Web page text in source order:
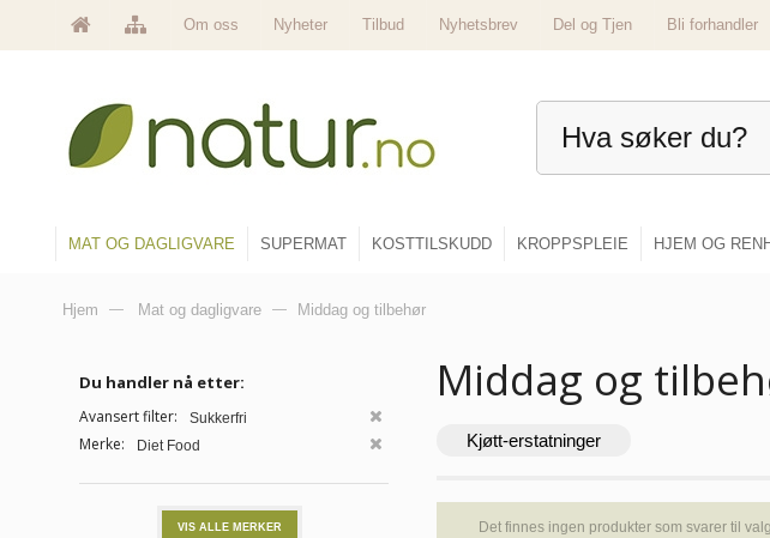
Om oss Nyheter Tilbud Nyhetsbrev Del og Tjen
Bli forhandler
MAT OG DAGLIGVARE SUPERMAT KOSTTILSKUDD KROPPSPLEIE HJEM OG
Hjem — Mat og dagligvare — Middag og tilbehør
Middag og
Kjøtt-erstatninger
Det finnes ingen produkter som svarer til
Du handler nå etter:
Avansert filter: Sukkerfri
Merke: Diet Food
VIS ALLE MERKER